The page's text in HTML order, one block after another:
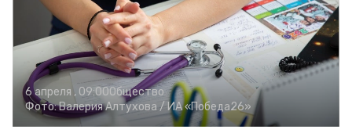
6 апреля , 09:00Общество
Фото:Валерия Алтухова / ИА «Победа26»